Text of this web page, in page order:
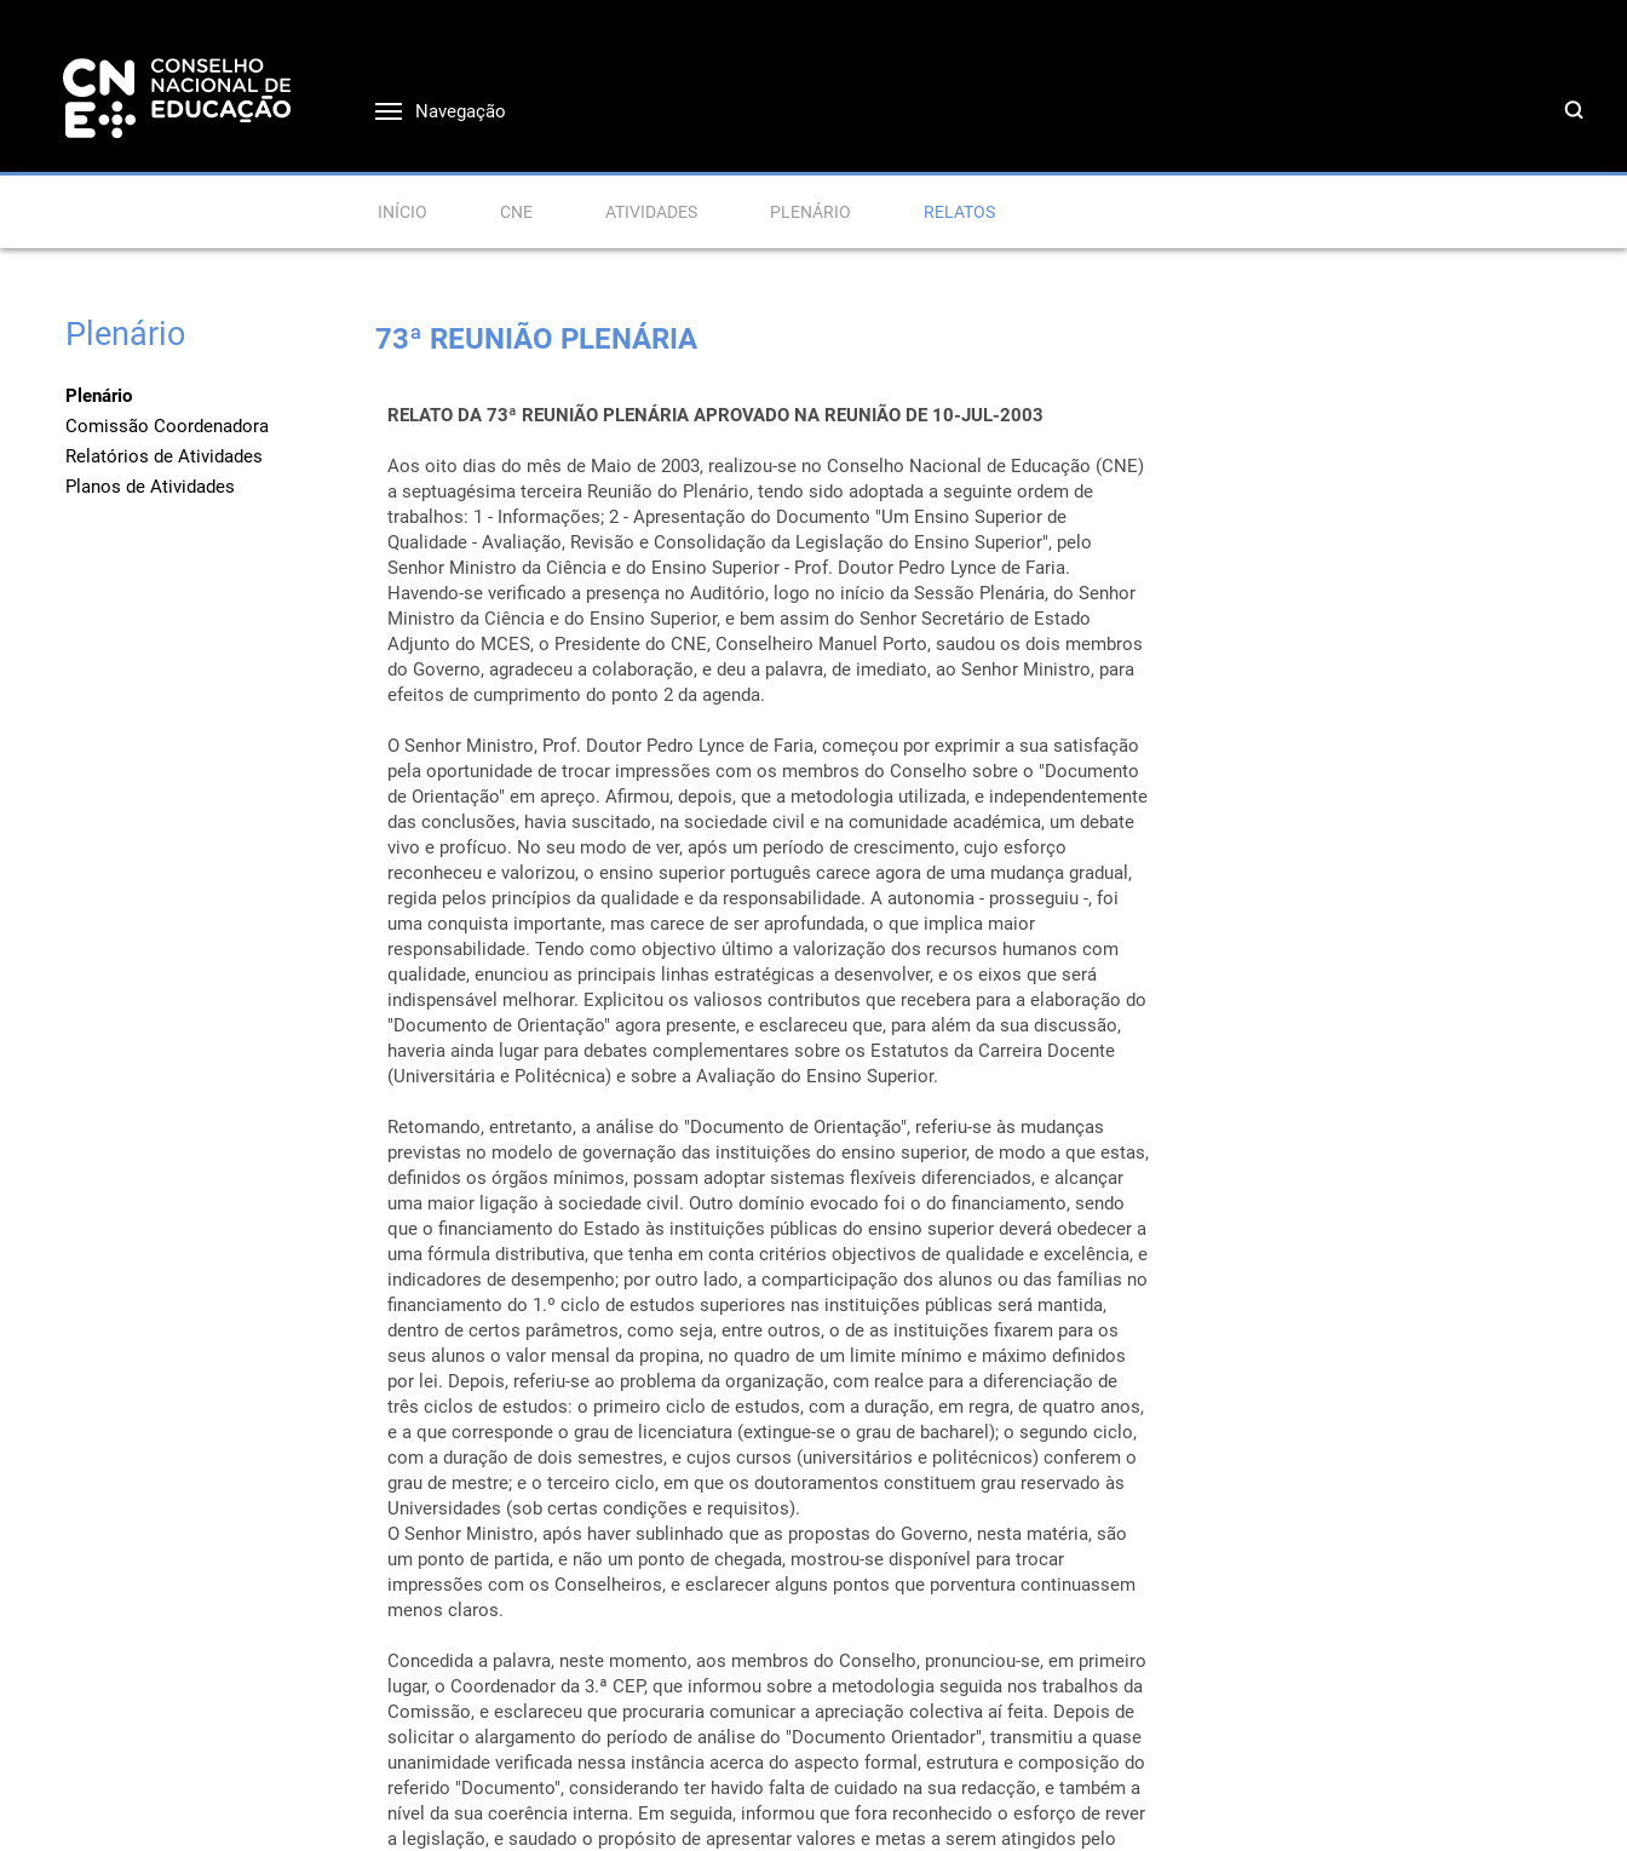
Navegação
INÍCIO CNE ATIVIDADES PLENÁRIO RELATOS
Plenário
Plenário
Comissão Coordenadora
Relatórios de Atividades
Planos de Atividades
73ª REUNIÃO PLENÁRIA
RELATO DA 73ª REUNIÃO PLENÁRIA APROVADO NA REUNIÃO DE 10-JUL-2003
Aos oito dias do mês de Maio de 2003, realizou-se no Conselho Nacional de Educação (CNE)
a septuagésima terceira Reunião do Plenário, tendo sido adoptada a seguinte ordem de
trabalhos: 1 - Informações; 2 - Apresentação do Documento "Um Ensino Superior de
Qualidade - Avaliação, Revisão e Consolidação da Legislação do Ensino Superior", pelo
Senhor Ministro da Ciência e do Ensino Superior - Prof. Doutor Pedro Lynce de Faria.
Havendo-se verificado a presença no Auditório, logo no início da Sessão Plenária, do Senhor
Ministro da Ciência e do Ensino Superior, e bem assim do Senhor Secretário de Estado
Adjunto do MCES, o Presidente do CNE, Conselheiro Manuel Porto, saudou os dois membros
do Governo, agradeceu a colaboração, e deu a palavra, de imediato, ao Senhor Ministro, para
efeitos de cumprimento do ponto 2 da agenda.
O Senhor Ministro, Prof. Doutor Pedro Lynce de Faria, começou por exprimir a sua satisfação
pela oportunidade de trocar impressões com os membros do Conselho sobre o "Documento
de Orientação" em apreço. Afirmou, depois, que a metodologia utilizada, e independentemente
das conclusões, havia suscitado, na sociedade civil e na comunidade académica, um debate
vivo e profícuo. No seu modo de ver, após um período de crescimento, cujo esforço
reconheceu e valorizou, o ensino superior português carece agora de uma mudança gradual,
regida pelos princípios da qualidade e da responsabilidade. A autonomia - prosseguiu -, foi
uma conquista importante, mas carece de ser aprofundada, o que implica maior
responsabilidade. Tendo como objectivo último a valorização dos recursos humanos com
qualidade, enunciou as principais linhas estratégicas a desenvolver, e os eixos que será
indispensável melhorar. Explicitou os valiosos contributos que recebera para a elaboração do
"Documento de Orientação" agora presente, e esclareceu que, para além da sua discussão,
haveria ainda lugar para debates complementares sobre os Estatutos da Carreira Docente
(Universitária e Politécnica) e sobre a Avaliação do Ensino Superior.
Retomando, entretanto, a análise do "Documento de Orientação", referiu-se às mudanças
previstas no modelo de governação das instituições do ensino superior, de modo a que estas,
definidos os órgãos mínimos, possam adoptar sistemas flexíveis diferenciados, e alcançar
uma maior ligação à sociedade civil. Outro domínio evocado foi o do financiamento, sendo
que o financiamento do Estado às instituições públicas do ensino superior deverá obedecer a
uma fórmula distributiva, que tenha em conta critérios objectivos de qualidade e excelência, e
indicadores de desempenho; por outro lado, a comparticipação dos alunos ou das famílias no
financiamento do 1.º ciclo de estudos superiores nas instituições públicas será mantida,
dentro de certos parâmetros, como seja, entre outros, o de as instituições fixarem para os
seus alunos o valor mensal da propina, no quadro de um limite mínimo e máximo definidos
por lei. Depois, referiu-se ao problema da organização, com realce para a diferenciação de
três ciclos de estudos: o primeiro ciclo de estudos, com a duração, em regra, de quatro anos,
e a que corresponde o grau de licenciatura (extingue-se o grau de bacharel); o segundo ciclo,
com a duração de dois semestres, e cujos cursos (universitários e politécnicos) conferem o
grau de mestre; e o terceiro ciclo, em que os doutoramentos constituem grau reservado às
Universidades (sob certas condições e requisitos).
O Senhor Ministro, após haver sublinhado que as propostas do Governo, nesta matéria, são
um ponto de partida, e não um ponto de chegada, mostrou-se disponível para trocar
impressões com os Conselheiros, e esclarecer alguns pontos que porventura continuassem
menos claros.
Concedida a palavra, neste momento, aos membros do Conselho, pronunciou-se, em primeiro
lugar, o Coordenador da 3.ª CEP, que informou sobre a metodologia seguida nos trabalhos da
Comissão, e esclareceu que procuraria comunicar a apreciação colectiva aí feita. Depois de
solicitar o alargamento do período de análise do "Documento Orientador", transmitiu a quase
unanimidade verificada nessa instância acerca do aspecto formal, estrutura e composição do
referido "Documento", considerando ter havido falta de cuidado na sua redacção, e também a
nível da sua coerência interna. Em seguida, informou que fora reconhecido o esforço de rever
a legislação, e saudado o propósito de apresentar valores e metas a serem atingidos pelo